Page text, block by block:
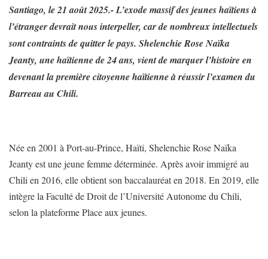
Santiago, le 21 août 2025.- L’exode massif des jeunes haïtiens à
l’étranger devrait nous interpeller, car de nombreux intellectuels
sont contraints de quitter le pays. Shelenchie Rose Naïka
Jeanty, une haïtienne de 24 ans, vient de marquer l’histoire en
devenant la première citoyenne haïtienne à réussir l’examen du
Barreau au Chili.
Née en 2001 à Port-au-Prince, Haïti, Shelenchie Rose Naïka
Jeanty est une jeune femme déterminée. Après avoir immigré au
Chili en 2016, elle obtient son baccalauréat en 2018. En 2019, elle
intègre la Faculté de Droit de l’Université Autonome du Chili,
selon la plateforme Place aux jeunes.